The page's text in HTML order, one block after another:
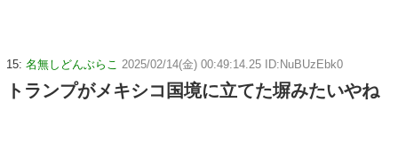
15: 名無しどんぶらこ 2025/02/14(金) 00:49:14.25 ID:NuBUzEbk0
トランプがメキシコ国境に立てた塀みたいやね